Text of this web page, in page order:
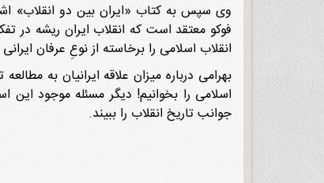
وی سپس به کتاب «ایران بین دو انقلاب»
فوکو معتقد است که انقلاب ایران ریشه در
انقلاب اسلامی را برخاسته از نوعِ عرفان
بهرامی درباره میزان علاقه ایرانیان به
اسلامی را بخوانیم! دیگر مسئله موجود
جوانب تاریخ انقلاب را ببیند.